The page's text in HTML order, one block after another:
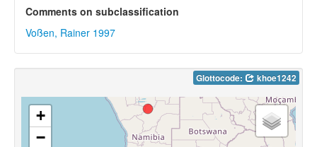
Comments on subclassification
Voßen, Rainer 1997
Glottocode: khoe1242
+
−